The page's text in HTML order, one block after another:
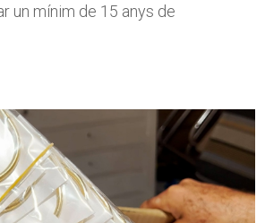
un mínim de 15 anys de